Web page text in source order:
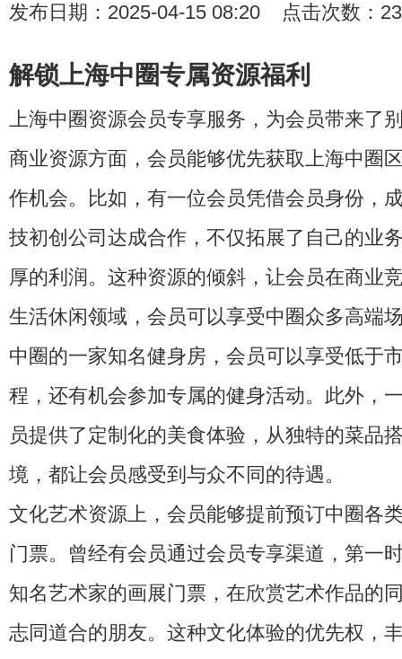
发布日期：2025-04-15 08:20 点击次数：
解锁上海中圈专属资源福利
上海中圈资源会员专享服务，为会员带来了
商业资源方面，会员能够优先获取上海中圈
作机会。比如，有一位会员凭借会员身份，
技初创公司达成合作，不仅拓展了自己的业
厚的利润。这种资源的倾斜，让会员在商业
生活休闲领域，会员可以享受中圈众多高端
中圈的一家知名健身房，会员可以享受低于
程，还有机会参加专属的健身活动。此外，
员提供了定制化的美食体验，从独特的菜品
境，都让会员感受到与众不同的待遇。
文化艺术资源上，会员能够提前预订中圈各
门票。曾经有会员通过会员专享渠道，第一
知名艺术家的画展门票，在欣赏艺术作品的
志同道合的朋友。这种文化体验的优先权，